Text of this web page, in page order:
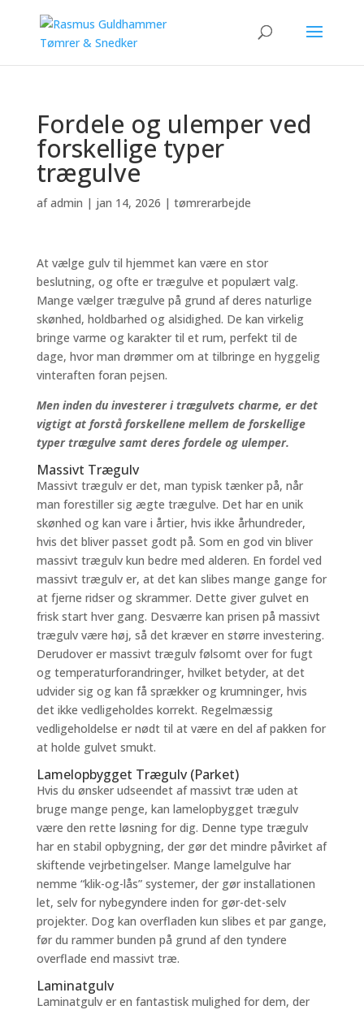
Fordele og ulemper ved
forskellige typer
trægulve
afadmin | jan 14, 2026 | tømrerarbejde
At vælge gulv til hjemmet kan være en stor
beslutning, og ofte er trægulve et populært valg.
Mange vælger trægulve på grund af deres naturlige
skønhed, holdbarhed og alsidighed. De kan virkelig
bringe varme og karakter til et rum, perfekt til de
dage, hvor man drømmer om at tilbringe en hyggelig
vinteraften foran pejsen.
Men inden du investerer i trægulvets charme, er det
vigtigt at forstå forskellene mellem de forskellige
typer trægulve samt deres fordele og ulemper.
Massivt Trægulv
Massivt trægulv er det, man typisk tænker på, når
man forestiller sig ægte trægulve. Det har en unik
skønhed og kan vare i årtier, hvis ikke århundreder,
hvis det bliver passet godt på. Som en god vin bliver
massivt trægulv kun bedre med alderen. En fordel ved
massivt trægulv er, at det kan slibes mange gange for
at fjerne ridser og skrammer. Dette giver gulvet en
frisk start hver gang. Desværre kan prisen på massivt
trægulv være høj, så det kræver en større investering.
Derudover er massivt trægulv følsomt over for fugt
og temperaturforandringer, hvilket betyder, at det
udvider sig og kan få sprækker og krumninger, hvis
det ikke vedligeholdes korrekt. Regelmæssig
vedligeholdelse er nødt til at være en del af pakken for
at holde gulvet smukt.
Lamelopbygget Trægulv (Parket)
Hvis du ønsker udseendet af massivt træ uden at
bruge mange penge, kan lamelopbygget trægulv
være den rette løsning for dig. Denne type trægulv
har en stabil opbygning, der gør det mindre påvirket af
skiftende vejrbetingelser. Mange lamelgulve har
nemme “klik-og-lås” systemer, der gør installationen
let, selv for nybegyndere inden for gør-det-selv
projekter. Dog kan overfladen kun slibes et par gange,
før du rammer bunden på grund af den tyndere
overflade end massivt træ.
Laminatgulv
Laminatgulv er en fantastisk mulighed for dem, der